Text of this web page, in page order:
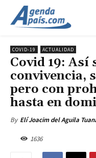
COVID-19 ACTUALIDAD
Covid 19: Así
convivencia,
pero con
hasta en
By Elí Joacim del Aguila
1636